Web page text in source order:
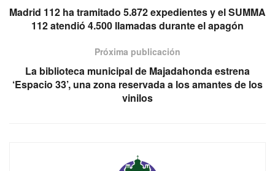
Madrid 112 ha tramitado 5.872 expedientes y el SUMMA
112 atendió 4.500 llamadas durante el apagón
Próxima publicación
La biblioteca municipal de Majadahonda estrena
‘Espacio 33’, una zona reservada a los amantes de los
vinilos